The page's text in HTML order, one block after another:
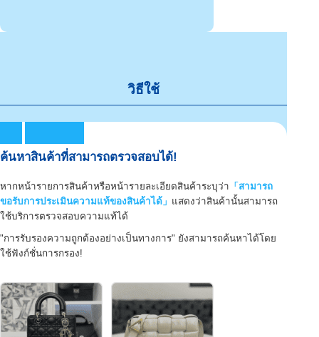
วิธีใช้
ค้นหาสินค้าที่สามารถตรวจสอบได้!
หากหน้ารายการสินค้าหรือหน้ารายละเอียดสินค้าระบุว่า 「สามารถ
ขอรับการประเมินความแท้ของสินค้าได้」 แสดงว่าสินค้านั้นสามารถ
ใช้บริการตรวจสอบความแท้ได้
"การรับรองความถูกต้องอย่างเป็นทางการ" ยังสามารถค้นหาได้โดย
ใช้ฟังก์ชั่นการกรอง!